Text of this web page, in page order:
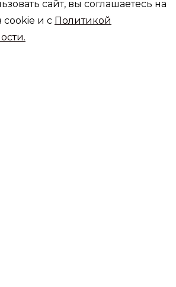
сайт, вы соглашаетесь на
cookie и с Политикой